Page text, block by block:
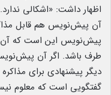
اظهار داشت: «اشکالی
آن پیش‌نویس هم قابل
پیش‌نویس این است که آن
طرف باشد. اگر آن
دیگر پیشنهادی برای
گفتگویی است که معلوم